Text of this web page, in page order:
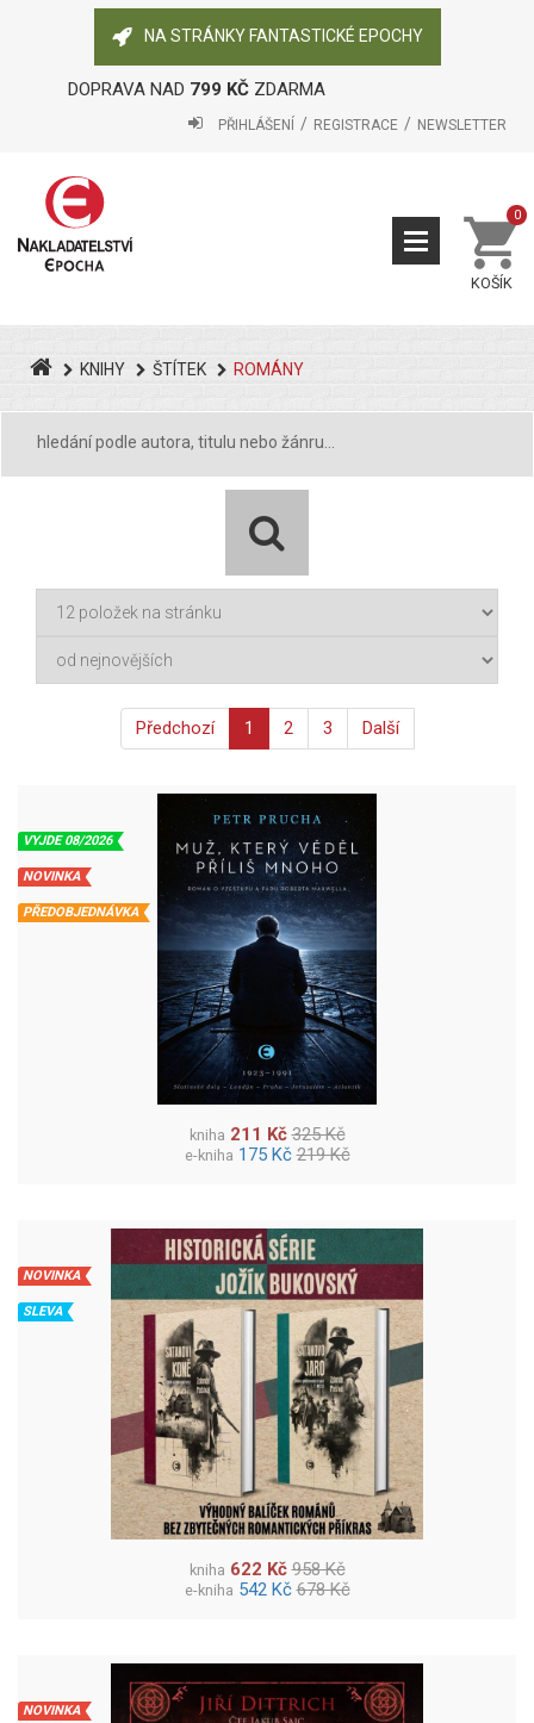
NA STRÁNKY FANTASTICKÉ EPOCHY
DOPRAVA NAD 799 KČZDARMA
PŘIHLÁŠENÍ REGISTRACE NEWSLETTER
KOŠÍK
0
KNIHY ŠTÍTEK ROMÁNY
Předchozí 1 2 3 Další
VYJDE 08/2026
NOVINKA
PŘEDOBJEDNÁVKA
kniha 211 Kč 325 Kč
e-kniha 175 Kč 219 Kč
NOVINKA
SLEVA
kniha 622 Kč 958 Kč
e-kniha 542 Kč 678 Kč
NOVINKA